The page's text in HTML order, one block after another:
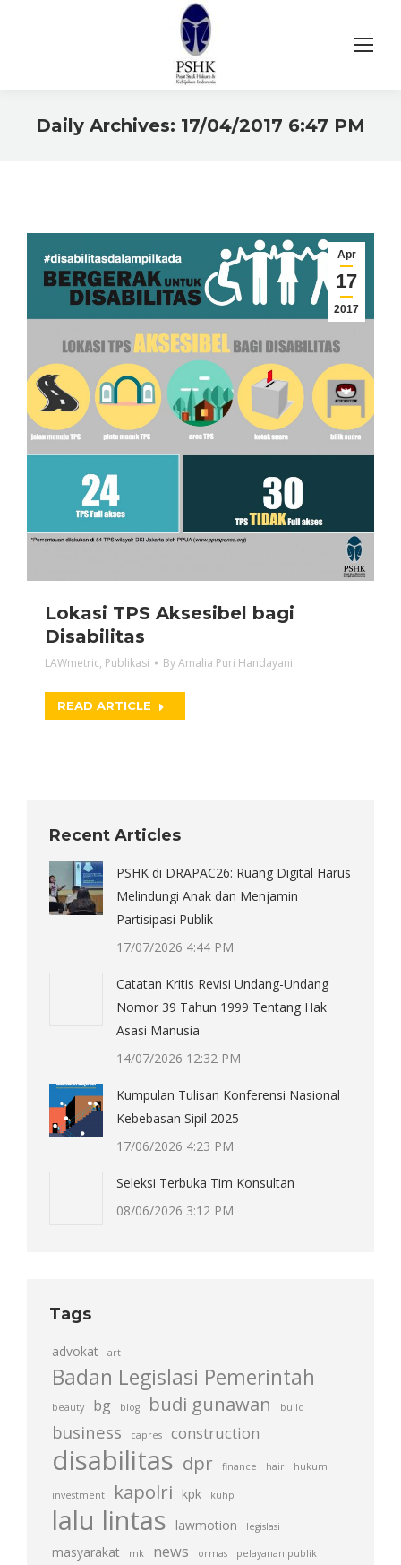
Daily Archives: 17/04/2017 6:47 PM
Apr
17
2017
Lokasi TPS Aksesibel bagi
Disabilitas
LAWmetric, Publikasi ByAmalia Puri Handayani
READ ARTICLE
Recent Articles
PSHK di DRAPAC26: Ruang Digital Harus
Melindungi Anak dan Menjamin
Partisipasi Publik
17/07/2026 4:44 PM
Catatan Kritis Revisi Undang-Undang
Nomor 39 Tahun 1999 Tentang Hak
Asasi Manusia
14/07/2026 12:32 PM
Kumpulan Tulisan Konferensi Nasional
Kebebasan Sipil 2025
17/06/2026 4:23 PM
Seleksi Terbuka Tim Konsultan
08/06/2026 3:12 PM
Tags
advokat art
Badan Legislasi Pemerintah
beauty bg blog budi gunawan build
business capres construction
disabilitas dpr finance hair hukum
investment kapolri kpk kuhp
lalu lintas lawmotion legislasi
masyarakat mk news ormas pelayanan publik